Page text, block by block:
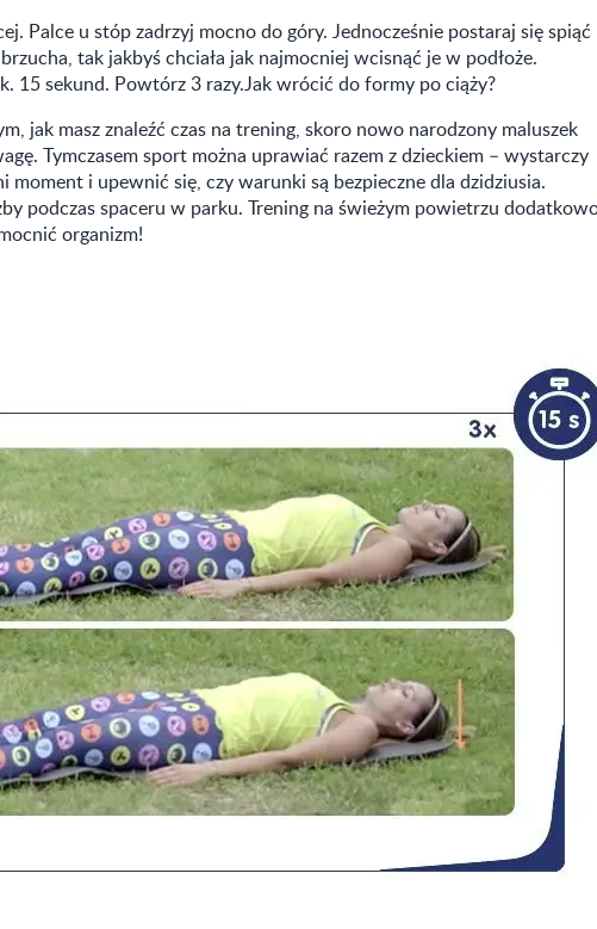
Palce u stóp zadrzyj mocno do góry. Jednocześnie postaraj się spiąć
tak jakbyś chciała jak najmocniej wcisnąć je w podłoże.
15 sekund. Powtórz 3 razy.Jak wrócić do formy po ciąży?
jak masz znaleźć czas na trening, skoro nowo narodzony maluszek
Tymczasem sport można uprawiać razem z dzieckiem – wystarczy
i upewnić się, czy warunki są bezpieczne dla dzidziusia.
podczas spaceru w parku. Trening na świeżym powietrzu
organizm!